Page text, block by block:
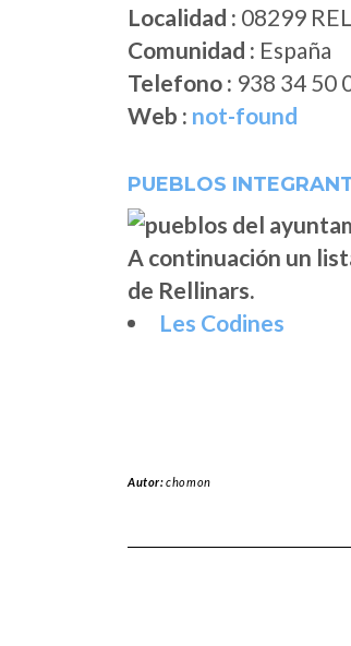
Localidad : 08299
Comunidad : España
Telefono : 938 34 50
Web : not-found
PUEBLOS
A continuación un
de Rellinars.
Les Codines
Autor:chomon